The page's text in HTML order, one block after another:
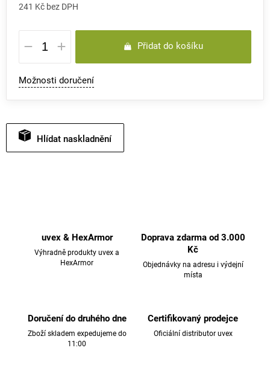
241 Kč bez DPH
Měrná
cena:
Přidat do košíku
Možnosti doručení
Hlídat
uvex & HexArmor
Výhradně produkty uvex a
HexArmor
Doprava zdarma od 3.000
Kč
Objednávky na adresu i výdejní
místa
Doručení do druhého dne
Zboží skladem expedujeme do
11:00
Certifikovaný prodejce
Oficiální distributor uvex